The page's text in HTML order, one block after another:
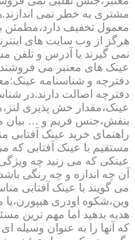
مشتری به خطر نمی
معمول تخفیف
هرگز از وب سایت های
نمی گیرند یا آدرس و تلفن
عینک های معتبر می
دفترچه و شناسنامه
دفترچه اصالت دارند.در
عینک،مقدار خش پذیری
بنفش،جنس فریم و … بیان
راهنمای خرید عینک
مستقیم با عینک آفتابی که
عینکی که می زنید چه
آن چه اندازه و چه رنگی
می گویند با عینک آفتابی
وین،شکوه اودری هیپورن،یا
هدیه بدهید اما مهم ترین
که آنها را به عنوان وسیله